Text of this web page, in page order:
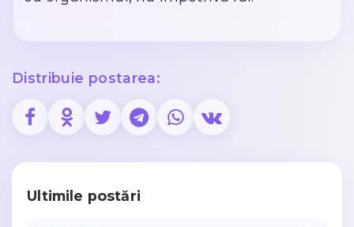
Distribuie postarea:
Ultimile postări